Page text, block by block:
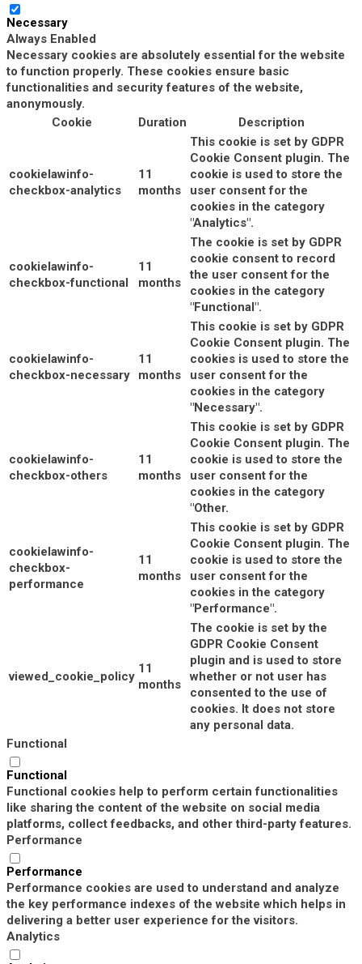
Necessary
Always Enabled
Necessary cookies are absolutely essential for the website
to function properly. These cookies ensure basic
functionalities and security features of the website,
anonymously.
Cookie
Duration Description
cookielawinfo-
checkbox-analytics
11
months
This cookie is set by GDPR
Cookie Consent plugin. The
cookie is used to store the
user consent for the
cookies in the category
"Analytics".
cookielawinfo-
checkbox-functional
11
months
The cookie is set by GDPR
cookie consent to record
the user consent for the
cookies in the category
"Functional".
cookielawinfo-
checkbox-necessary
11
months
This cookie is set by GDPR
Cookie Consent plugin. The
cookies is used to store the
user consent for the
cookies in the category
"Necessary".
cookielawinfo-
checkbox-others
11
months
This cookie is set by GDPR
Cookie Consent plugin. The
cookie is used to store the
user consent for the
cookies in the category
"Other.
cookielawinfo-
checkbox-
performance
11
months
This cookie is set by GDPR
Cookie Consent plugin. The
cookie is used to store the
user consent for the
cookies in the category
"Performance".
viewed_cookie_policy
11
months
The cookie is set by the
GDPR Cookie Consent
plugin and is used to store
whether or not user has
consented to the use of
cookies. It does not store
any personal data.
Functional
Functional
Functional cookies help to perform certain functionalities
like sharing the content of the website on social media
platforms, collect feedbacks, and other third-party features.
Performance
Performance
Performance cookies are used to understand and analyze
the key performance indexes of the website which helps in
delivering a better user experience for the visitors.
Analytics